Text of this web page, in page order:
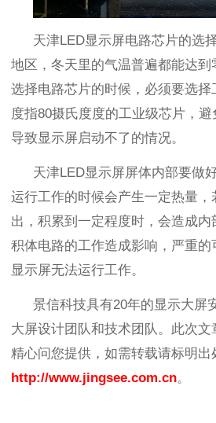
天津LED显示屏电路芯片的选
地区，冬天里的气温普遍都能达到
选择电路芯片的时候，必须要选择
度指80摄氏度度的工业级芯片，
导致显示屏启动不了的情况。
天津LED显示屏屏体内部要做
运行工作的时候会产生一定热量
出，积累到一定程度时，会造成
积体电路的工作造成影响，严重
显示屏无法运行工作。
景信科技具有20年的显示大屏
大屏设计团队和技术团队。此次
精心问您提供，如需转载请标明出
http://www.jingsee.com.cn。